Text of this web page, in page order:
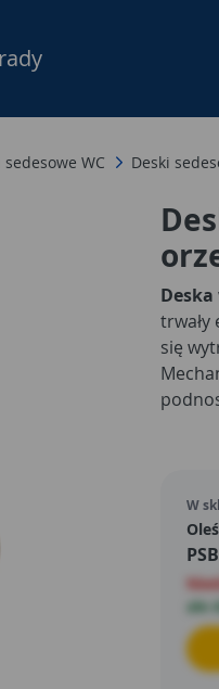
Menu
sedesowe WC Deski
trwały
się
jej
W
ale